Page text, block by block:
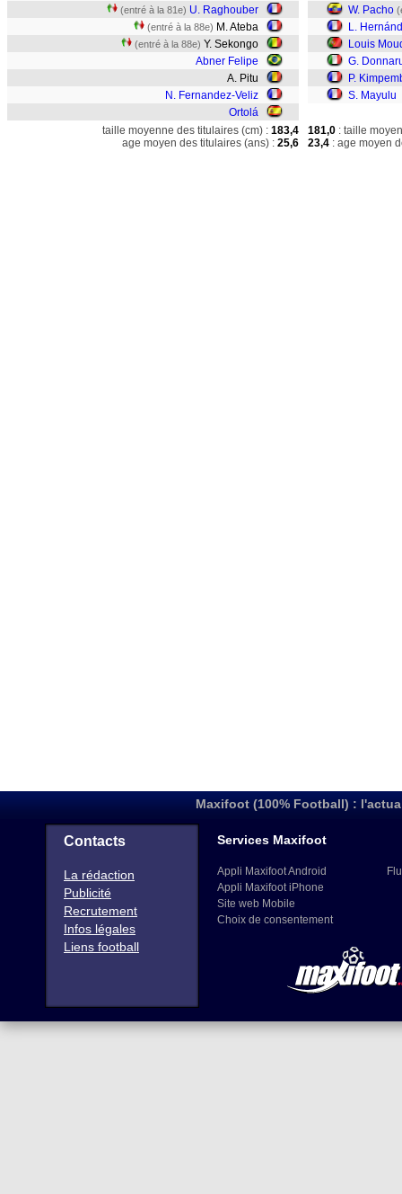
(entré à la 81e) U. Raghouber
(entré à la 88e) M. Ateba
(entré à la 88e) Y. Sekongo
Abner Felipe
A. Pitu
N. Fernandez-Veliz
Ortolá
W. Pacho
L.
Louis
G.
P.
S. Mayulu
taille moyenne des titulaires (cm) : 183,4
age moyen des titulaires (ans) : 25,6
181,0 : taille
23,4 : age moyen
Maxifoot (100% Football) :
Contacts
La rédaction
Publicité
Recrutement
Infos légales
Liens football
Services Maxifoot
Appli Maxifoot Android
Appli Maxifoot iPhone
Site web Mobile
Choix de consentement